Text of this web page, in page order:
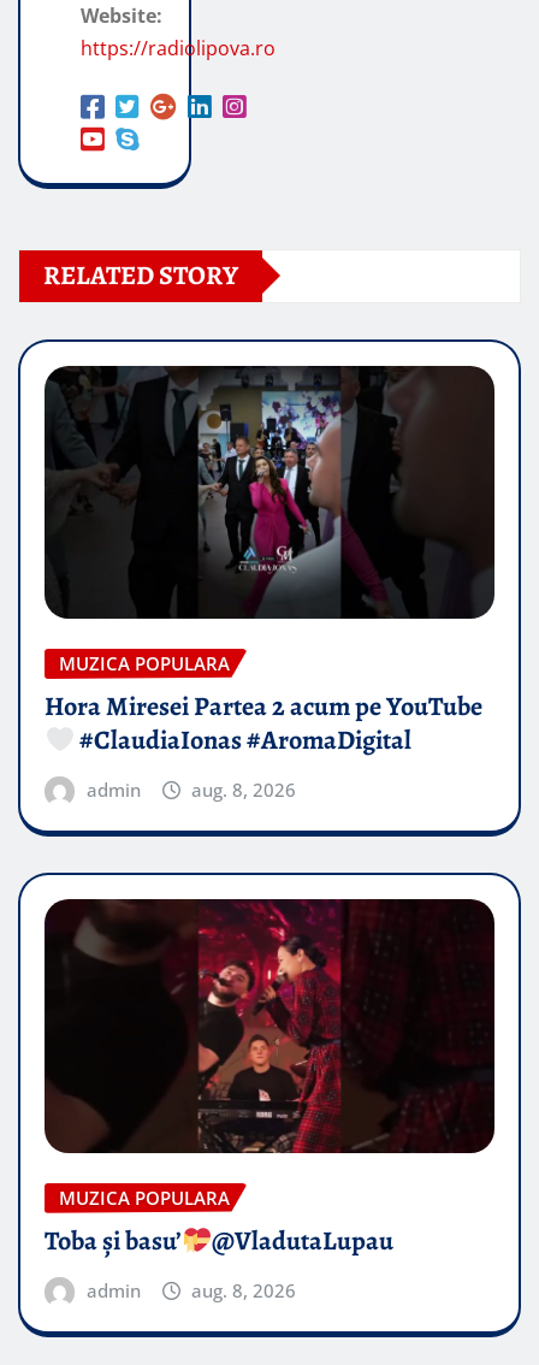
Website:
https://radiolipova.ro
RELATED STORY
MUZICA POPULARA
Hora Miresei Partea 2 acum pe YouTube
#ClaudiaIonas #AromaDigital
admin aug. 8, 2026
MUZICA POPULARA
Toba și basu’ @VladutaLupau
admin aug. 8, 2026